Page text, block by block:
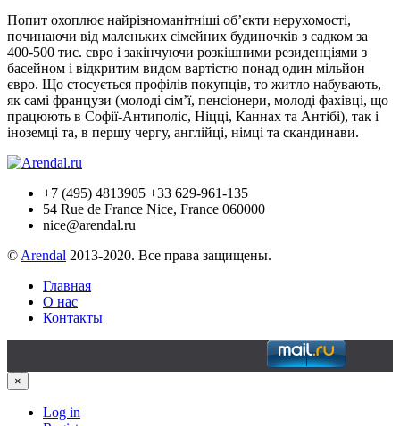
Попит охоплює найрізноманітніші об’єкти нерухомості,
починаючи від маленьких сімейних будиночків з садком за
400-500 тис. євро і закінчуючи розкішними резиденціями з
басейном і відкритим видом вартістю понад один мільйон
євро. Що стосується профілів покупців, то житло набувають,
як самі французи (молоді сім’ї, пенсіонери, молоді фахівці, що
працюють в Софії-Антиполіс, Ніцці, Каннах та Антібі), так і
іноземці та, в першу чергу, англійці, німці та скандинави.
+7 (495) 4813905 +33 629-961-135
54 Rue de France Nice, France 060000
nice@arendal.ru
© Arendal 2013-2020. Все права защищены.
Главная
О нас
Контакты
×
Log in